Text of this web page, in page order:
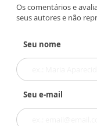
Os comentários e
seus autores e não
Seu nome
Seu e-mail